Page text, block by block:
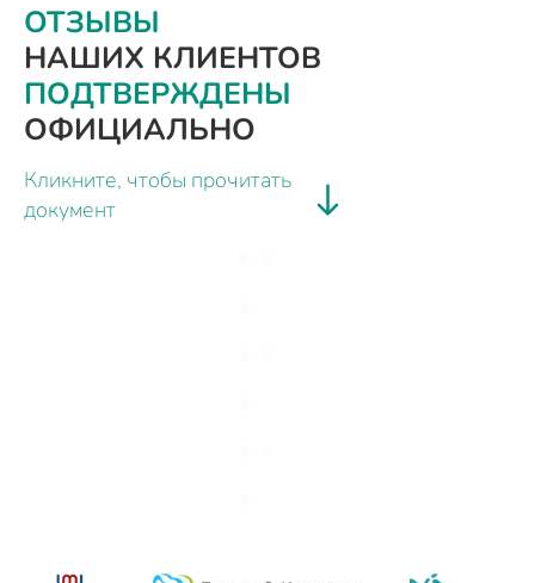
ОТЗЫВЫ
НАШИХ КЛИЕНТОВ
ПОДТВЕРЖДЕНЫ
ОФИЦИАЛЬНО
Кликните, чтобы прочитать
документ